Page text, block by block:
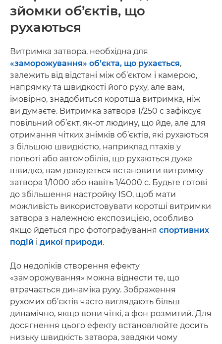
зйомки об’єктів, що
рухаються
Витримка затвора, необхідна для
«заморожування» об’єкта, що рухається,
залежить від відстані між об’єктом і камерою,
напрямку та швидкості його руху, але вам,
імовірно, знадобиться коротша витримка, ніж
ви думаєте. Витримка затвора 1/250 с зафіксує
повільний об’єкт, як-от людину, що йде, але для
отримання чітких знімків об’єктів, які рухаються
з більшою швидкістю, наприклад птахів у
польоті або автомобілів, що рухаються дуже
швидко, вам доведеться встановити витримку
затвора 1/1000 або навіть 1/4000 с. Будьте готові
до збільшення настройку ISO, щоб мати
можливість використовувати коротші витримки
затвора з належною експозицією, особливо
якщо йдеться про фотографування спортивних
подій і дикої природи.
До недоліків створення ефекту
«заморожування» можна віднести те, що
втрачається динаміка руху. Зображення
рухомих об’єктів часто виглядають більш
динамічно, якщо вони чіткі, а фон розмитий. Для
досягнення цього ефекту встановлюйте досить
низьку швидкість затвора, завдяки чому